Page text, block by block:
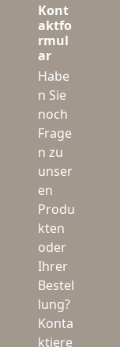
Kont
aktfo
rmul
ar
Habe
n Sie
noch
Frage
n zu
unser
en
Produ
kten
oder
Ihrer
Bestel
lung?
Konta
ktiere